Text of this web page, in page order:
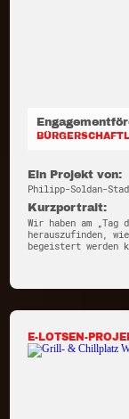
Ein Projekt von:
Philipp-Soldan-
Kurzportrait:
Wir haben am „Tag
herauszufinden,
begeistert werden
E-LOTSEN-